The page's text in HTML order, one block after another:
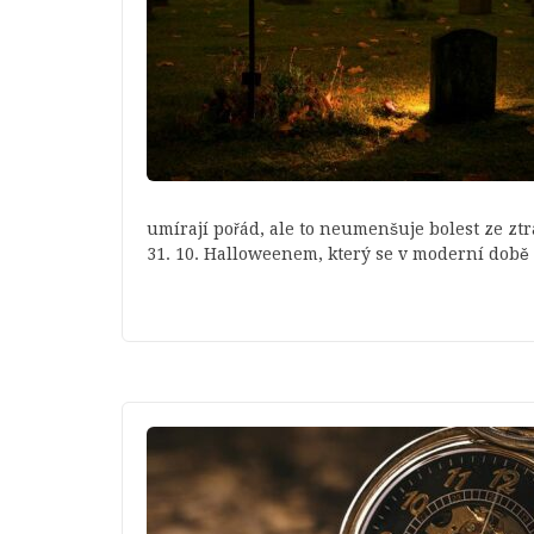
umírají pořád, ale to neumenšuje bolest ze
31. 10. Halloweenem, který se v moderní